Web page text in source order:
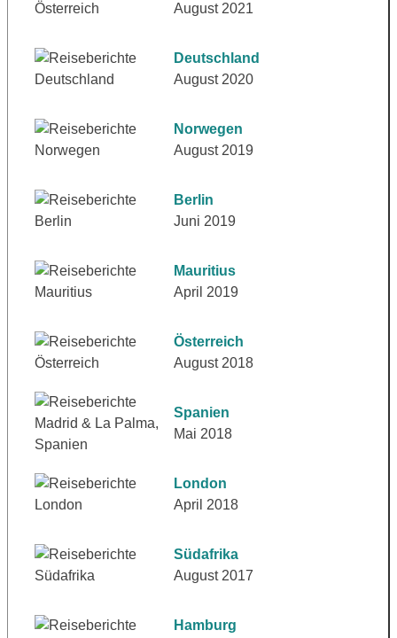
August 2021
Deutschland
August 2020
Norwegen
August 2019
Berlin
Juni 2019
Mauritius
April 2019
Österreich
August 2018
Spanien
Mai 2018
London
April 2018
Südafrika
August 2017
Hamburg